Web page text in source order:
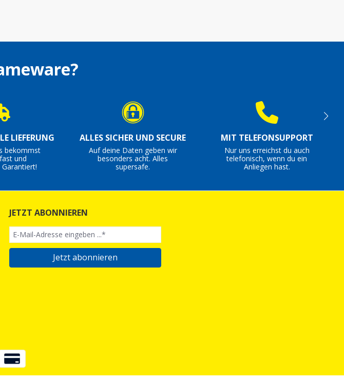
LIEFERUNG
bekommst
und
ALLES SICHER UND SECURE
Auf deine Daten geben wir
besonders acht. Alles
supersafe.
MIT TELEFONSUPPORT
Nur uns erreichst du auch
telefonisch, wenn du ein
Anliegen hast.
JETZT ABONNIEREN
Jetzt abonnieren